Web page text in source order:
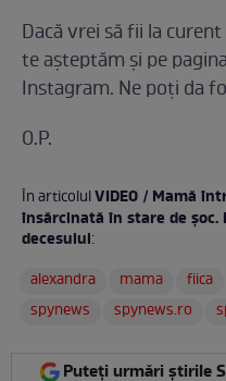
Dacă vrei să fii la
te aşteptăm şi pe
Instagram. Ne poţi da
O.P.
În articolulVIDEO / Mamă
însărcinată în stare de şoc.
decesului:
alexandra
mama fiica
spynews
spynews.ro
Puteți urmări știrile